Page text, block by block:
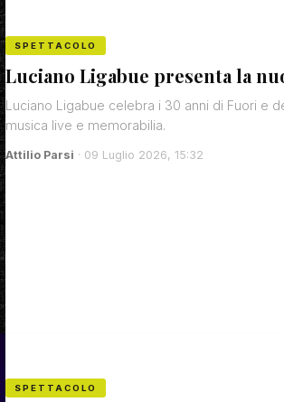
SPETTACOLO
Luciano Ligabue presenta la
Luciano Ligabue celebra i 30 anni di Fuori e
musica live e memorabilia.
Attilio Parsi · 09 Luglio 2026, 15:32
SPETTACOLO